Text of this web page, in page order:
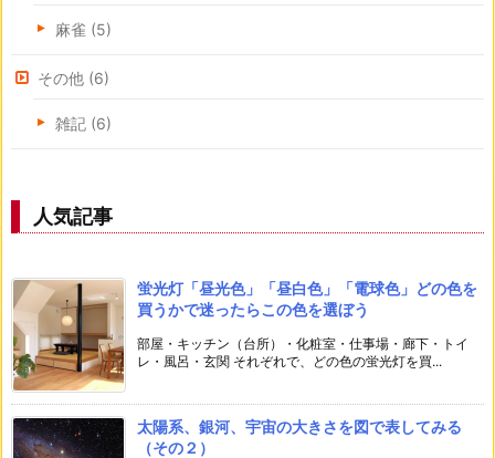
麻雀 (5)
その他 (6)
雑記 (6)
人気記事
蛍光灯「昼光色」「昼白色」「電球色」どの色を
買うかで迷ったらこの色を選ぼう
部屋・キッチン（台所）・化粧室・仕事場・廊下・トイ
レ・風呂・玄関 それぞれで、どの色の蛍光灯を買...
太陽系、銀河、宇宙の大きさを図で表してみる
（その２）